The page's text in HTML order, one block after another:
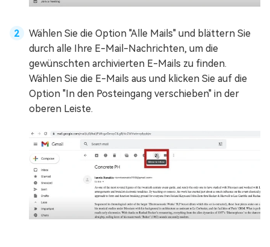
Wählen Sie die Option "Alle Mails" und blättern Sie
durch alle Ihre E-Mail-Nachrichten, um die
gewünschten archivierten E-Mails zu finden.
Wählen Sie die E-Mails aus und klicken Sie auf die
Option "In den Posteingang verschieben" in der
oberen Leiste.